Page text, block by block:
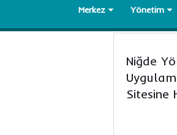
Merkez Yönetim
Niğde
Sitesine